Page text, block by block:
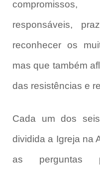
responsáveis,
reconhecer os
mas que também
das resistências e
Cada um dos
dividida a Igreja na
as perguntas